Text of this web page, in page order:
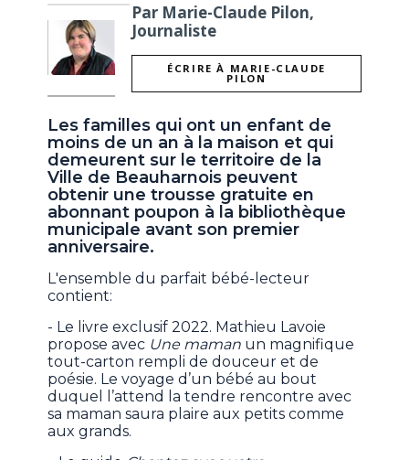
Par Marie-Claude Pilon,
Journaliste
ÉCRIRE À MARIE-CLAUDE
PILON
Les familles qui ont un enfant de
moins de un an à la maison et qui
demeurent sur le territoire de la
Ville de Beauharnois peuvent
obtenir une trousse gratuite en
abonnant poupon à la bibliothèque
municipale avant son premier
anniversaire.
L'ensemble du parfait bébé-lecteur
contient:
- Le livre exclusif 2022. Mathieu Lavoie
propose avec Une maman un magnifique
tout-carton rempli de douceur et de
poésie. Le voyage d’un bébé au bout
duquel l’attend la tendre rencontre avec
sa maman saura plaire aux petits comme
aux grands.